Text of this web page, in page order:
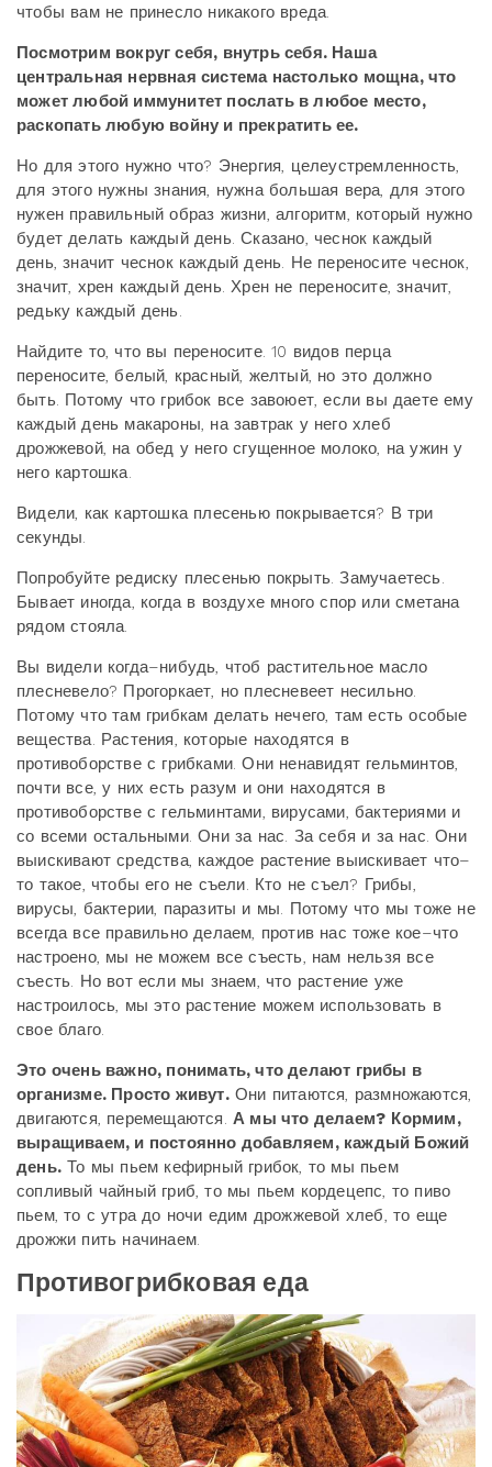
чтобы вам не принесло никакого вреда.
Посмотрим вокруг себя, внутрь себя. Наша
центральная нервная система настолько мощна, что
может любой иммунитет послать в любое место,
раскопать любую войну и прекратить ее.
Но для этого нужно что? Энергия, целеустремленность,
для этого нужны знания, нужна большая вера, для этого
нужен правильный образ жизни, алгоритм, который нужно
будет делать каждый день. Сказано, чеснок каждый
день, значит чеснок каждый день. Не переносите чеснок,
значит, хрен каждый день. Хрен не переносите, значит,
редьку каждый день.
Найдите то, что вы переносите. 10 видов перца
переносите, белый, красный, желтый, но это должно
быть. Потому что грибок все завоюет, если вы даете ему
каждый день макароны, на завтрак у него хлеб
дрожжевой, на обед у него сгущенное молоко, на ужин у
него картошка.
Видели, как картошка плесенью покрывается? В три
секунды.
Попробуйте редиску плесенью покрыть. Замучаетесь.
Бывает иногда, когда в воздухе много спор или сметана
рядом стояла.
Вы видели когда–нибудь, чтоб растительное масло
плесневело? Прогоркает, но плесневеет несильно.
Потому что там грибкам делать нечего, там есть особые
вещества. Растения, которые находятся в
противоборстве с грибками. Они ненавидят гельминтов,
почти все, у них есть разум и они находятся в
противоборстве с гельминтами, вирусами, бактериями и
со всеми остальными. Они за нас. За себя и за нас. Они
выискивают средства, каждое растение выискивает что–
то такое, чтобы его не съели. Кто не съел? Грибы,
вирусы, бактерии, паразиты и мы. Потому что мы тоже не
всегда все правильно делаем, против нас тоже кое–что
настроено, мы не можем все съесть, нам нельзя все
съесть. Но вот если мы знаем, что растение уже
настроилось, мы это растение можем использовать в
свое благо.
Это очень важно, понимать, что делают грибы в
организме. Просто живут.Они питаются, размножаются,
двигаются, перемещаются. А мы что делаем? Кормим,
выращиваем, и постоянно добавляем, каждый Божий
день. То мы пьем кефирный грибок, то мы пьем
сопливый чайный гриб, то мы пьем кордецепс, то пиво
пьем, то с утра до ночи едим дрожжевой хлеб, то еще
дрожжи пить начинаем.
Противогрибковая еда